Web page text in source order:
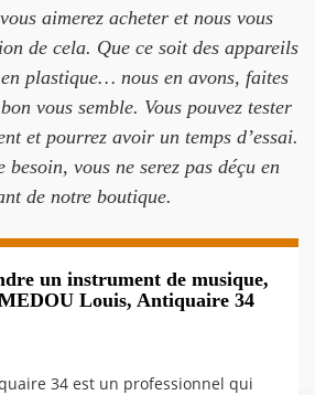
aimerez acheter et nous vous
de cela. Que ce soit des appareils
plastique… nous en avons, faites
vous semble. Vous pouvez tester
et pourrez avoir un temps d’essai.
besoin, vous ne serez pas déçu en
de notre boutique.
un instrument de musique,
Louis, Antiquaire 34
34 est un professionnel qui